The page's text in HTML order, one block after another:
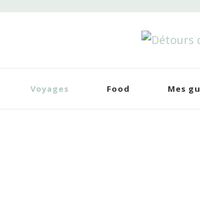
Voyages Food Mes